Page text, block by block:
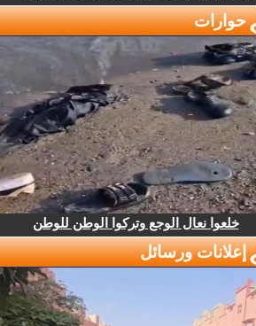
حوارات
خلعوا نعال الوجع وتركوا الوطن للوطن
إعلانات ورسائل